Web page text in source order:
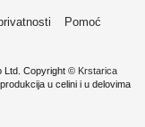
Pomoć
Ltd. Copyright © Krstarica
u celini i u delovima